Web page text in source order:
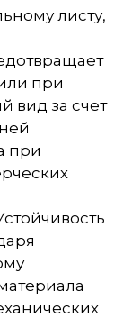
листу,
при
вид за счет
при